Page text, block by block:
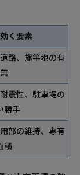
く要素
路、旗竿地の有
無
震性、駐車場の
勝手
部の維持、専有
積